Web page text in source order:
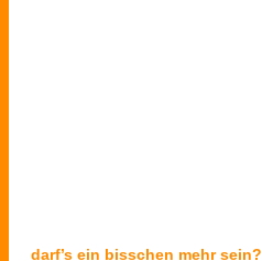
darf’s ein bisschen mehr sein?